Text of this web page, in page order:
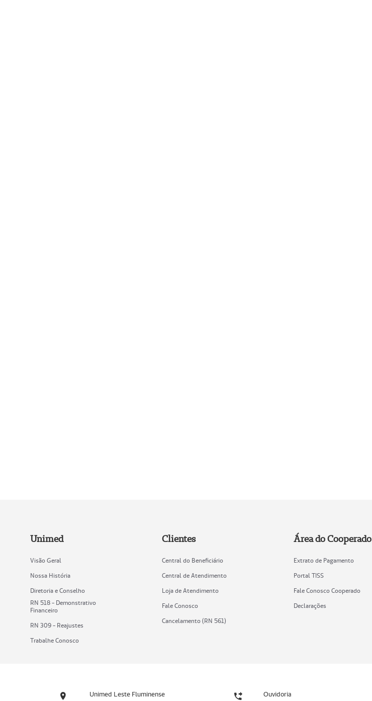
Unimed
Visão Geral
Nossa História
Diretoria e Conselho
RN 518 - Demonstrativo
Financeiro
RN 309 - Reajustes
Trabalhe Conosco
Clientes
Central do Beneficiário
Central de Atendimento
Loja de Atendimento
Fale Conosco
Cancelamento (RN 561)
Área do Cooperado
Extrato de Pagamento
Portal TISS
Fale Conosco Cooperado
Declarações
Unimed Leste Fluminense Ouvidoria